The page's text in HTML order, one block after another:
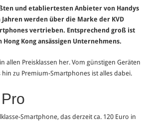
und etabliertesten Anbieter von Handys
Jahren werden über die Marke der KVD
vertrieben. Entsprechend groß ist
Kong ansässigen Unternehmens.
allen Preisklassen her. Vom günstigen Geräten
zu Premium-Smartphones ist alles dabei.
Smartphone, das derzeit ca. 120 Euro in